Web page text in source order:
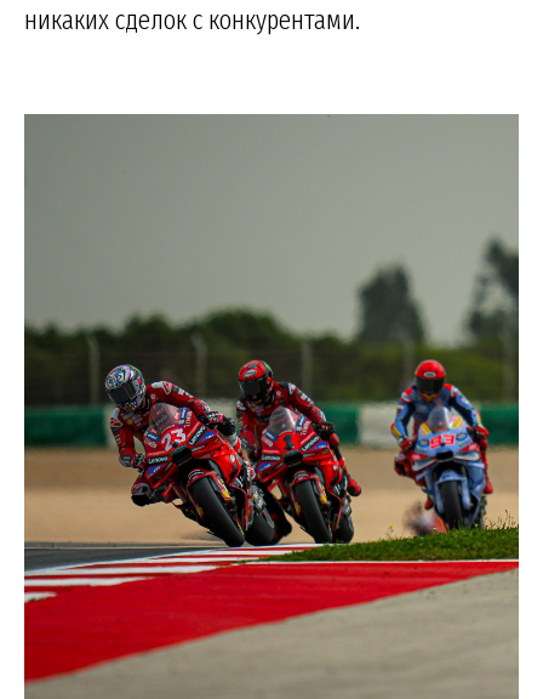
никаких сделок с конкурентами.